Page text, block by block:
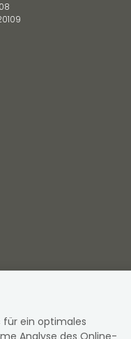
für ein optimales
Analyse des Online-